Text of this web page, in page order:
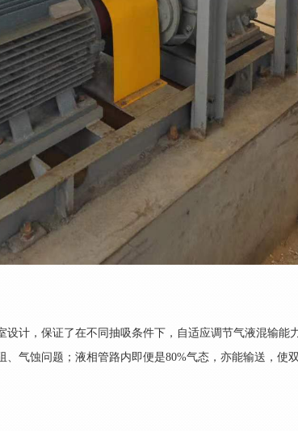
设计，保证了在不同抽吸条件下，自适应调节气液混输能
气蚀问题；液相管路内即便是80%气态，亦能输送，使